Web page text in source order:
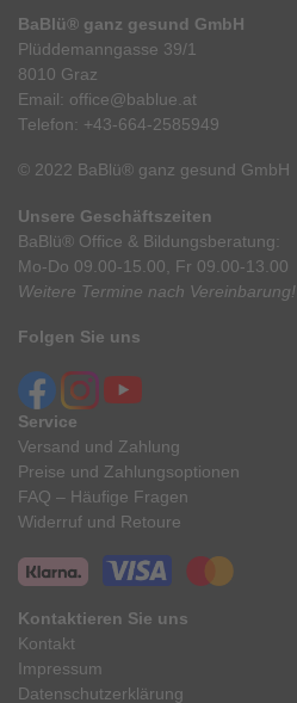
BaBlü® ganz gesund GmbH
Plüddemanngasse 39/1
8010 Graz
Email: office@bablue.at
Telefon: +43-664-2585949
© 2022 BaBlü® ganz gesund GmbH
Unsere Geschäftszeiten
BaBlü® Office & Bildungsberatung:
Mo-Do 09.00-15.00, Fr 09.00-13.00
Weitere Termine nach Vereinbarung!
Folgen Sie uns
Service
Versand und Zahlung
Preise und Zahlungsoptionen
FAQ – Häufige Fragen
Widerruf und Retoure
Kontaktieren Sie uns
Kontakt
Impressum
Datenschutzerklärung